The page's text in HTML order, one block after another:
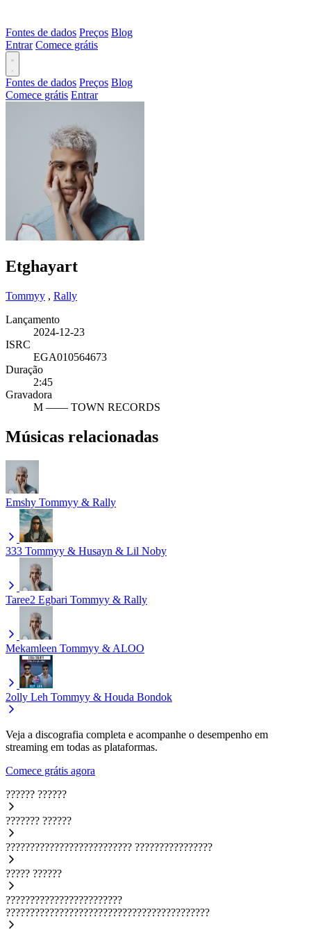
Fontes de dados Preços Blog
Entrar Comece grátis
Fontes de dados Preços Blog
Comece grátis Entrar
Etghayart
Tommyy , Rally
Lançamento
2024-12-23
ISRC
EGA010564673
Duração
2:45
Gravadora
M —— TOWN RECORDS
Músicas relacionadas
Emshy Tommyy & Rally
333 Tommyy & Husayn & Lil Noby
Taree2 Egbari Tommyy & Rally
Mekamleen Tommyy & ALOO
2olly Leh Tommyy & Houda Bondok
Veja a discografia completa e acompanhe o desempenho em
streaming em todas as plataformas.
Comece grátis agora
?????? ??????
??????? ??????
?????????????????????????? ????????????????
????? ??????
????????????????????????
??????????????????????????????????????????